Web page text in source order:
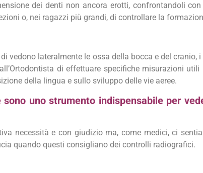
dei denti non ancora erotti, confrontandoli
o, nei ragazzi più grandi, di controllare la
vedono lateralmente le ossa della bocca e del
di effettuare specifiche misurazioni
della lingua e sullo sviluppo delle vie aeree.
uno strumento indispensabile per
necessità e con giudizio ma, come medici, ci
quando questi consigliano dei controlli radiografici.